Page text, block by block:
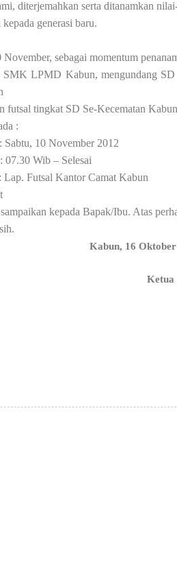
diterjemahkan serta ditanamkan
generasi baru.
sebagai momentum
SMK LPMD Kabun, mengundang
futsal tingkat SD Se-Kecematan Kabun
:
10 November 2012
Wib – Selesai
Futsal Kantor Camat Kabun
kepada Bapak/Ibu. Atas
Kabun, 16
Kabun Ketua